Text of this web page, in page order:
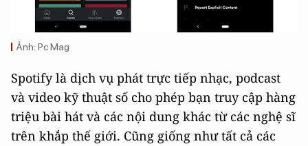
Ảnh: Pc Mag
Spotify là dịch vụ phát trực tiếp nhạc, podcast
và video kỹ thuật số cho phép bạn truy cập hàng
triệu bài hát và các nội dung khác từ các nghệ sĩ
trên khắp thế giới. Cũng giống như tất cả các